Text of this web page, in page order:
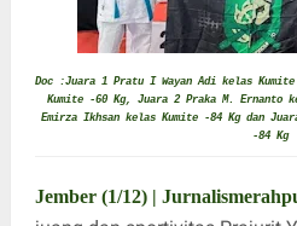
Doc :Juara 1 Pratu I Wayan Adi kelas
Kumite -60 Kg, Juara 2 Praka M. Ernanto
Emirza Ikhsan kelas Kumite -84 Kg dan
-84 Kg
Jember (1/12) |